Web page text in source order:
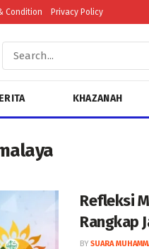
Condition Privacy Policy
KHAZANAH
Refleksi
Rangkap
BY SUARA